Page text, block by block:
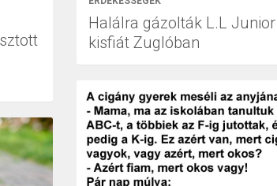
Halálra gázolták L.L Junior
kisfiát Zuglóban